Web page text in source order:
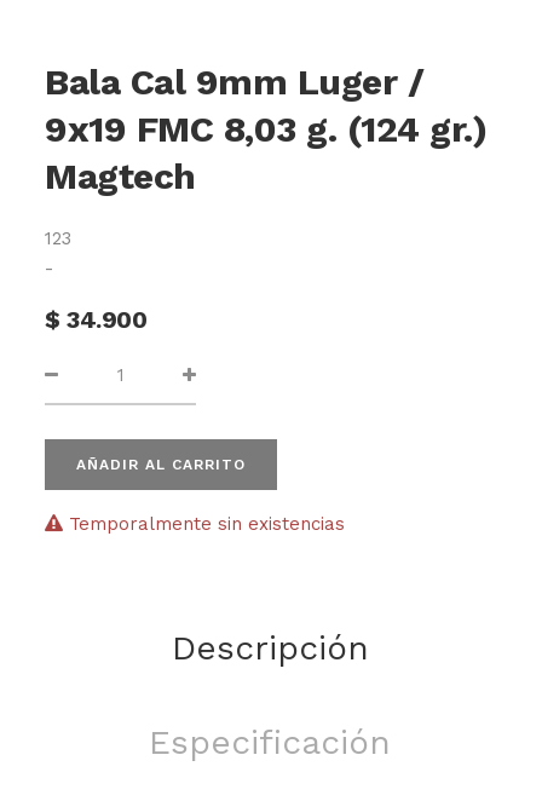
Bala Cal 9mm Luger /
9x19 FMC 8,03 g. (124 gr.)
Magtech
123
-
$34.900
AÑADIR AL CARRITO
Temporalmente sin existencias
Descripción
Especificación